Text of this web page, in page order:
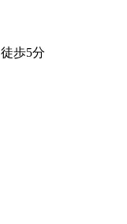
歩5分